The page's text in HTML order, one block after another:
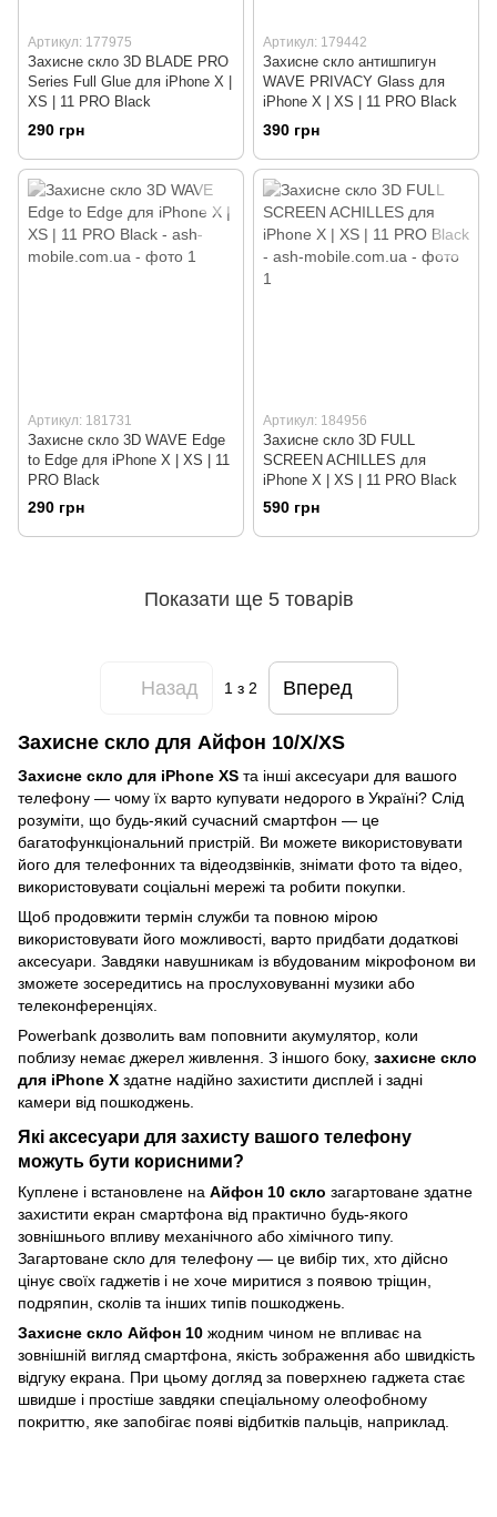
Артикул: 177975
Захисне скло 3D BLADE PRO
Series Full Glue для iPhone X |
XS | 11 PRO Black
290 грн
Артикул: 179442
Захисне скло антишпигун
WAVE PRIVACY Glass для
iPhone X | XS | 11 PRO Black
390 грн
Артикул: 181731
Захисне скло 3D WAVE Edge
to Edge для iPhone X | XS | 11
PRO Black
290 грн
Артикул: 184956
Захисне скло 3D FULL
SCREEN ACHILLES для
iPhone X | XS | 11 PRO Black
590 грн
Показати ще 5 товарів
Назад 1з 2 Вперед
Захисне скло для Айфон 10/X/XS
Захисне скло для iPhone XS та інші аксесуари для вашого
телефону — чому їх варто купувати недорого в Україні? Слід
розуміти, що будь-який сучасний смартфон — це
багатофункціональний пристрій. Ви можете використовувати
його для телефонних та відеодзвінків, знімати фото та відео,
використовувати соціальні мережі та робити покупки.
Щоб продовжити термін служби та повною мірою
використовувати його можливості, варто придбати додаткові
аксесуари. Завдяки навушникам із вбудованим мікрофоном ви
зможете зосередитись на прослуховуванні музики або
телеконференціях.
Powerbank дозволить вам поповнити акумулятор, коли
поблизу немає джерел живлення. З іншого боку, захисне скло
для iPhone X здатне надійно захистити дисплей і задні
камери від пошкоджень.
Які аксесуари для захисту вашого телефону
можуть бути корисними?
Куплене і встановлене на Айфон 10 скло загартоване здатне
захистити екран смартфона від практично будь-якого
зовнішнього впливу механічного або хімічного типу.
Загартоване скло для телефону — це вибір тих, хто дійсно
цінує своїх гаджетів і не хоче миритися з появою тріщин,
подряпин, сколів та інших типів пошкоджень.
Захисне скло Айфон 10 жодним чином не впливає на
зовнішній вигляд смартфона, якість зображення або швидкість
відгуку екрана. При цьому догляд за поверхнею гаджета стає
швидше і простіше завдяки спеціальному олеофобному
покриттю, яке запобігає появі відбитків пальців, наприклад.